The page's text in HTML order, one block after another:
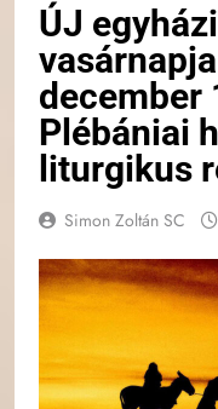
ÚJ
december
Plébániai
liturgikus
Simon Zoltán SC